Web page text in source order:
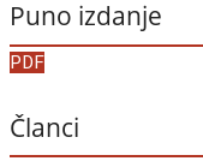
Puno izdanje
PDF
Članci